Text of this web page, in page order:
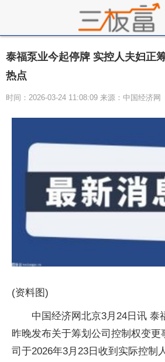
泰福泵业今起停牌 实控人夫妇正
热点
时间：2026-03-24 11:08:09 来源：中国经济网
(资料图)
中国经济网北京3月24日讯 泰
昨晚发布关于筹划公司控制权变更
司于2026年3月23日收到实际控制